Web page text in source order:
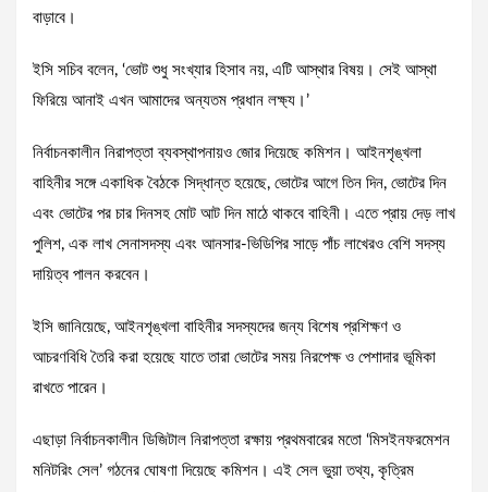
বাড়াবে।
ইসি সচিব বলেন, ‘ভোট শুধু সংখ্যার হিসাব নয়, এটি আস্থার বিষয়। সেই আস্থা
ফিরিয়ে আনাই এখন আমাদের অন্যতম প্রধান লক্ষ্য।’
নির্বাচনকালীন নিরাপত্তা ব্যবস্থাপনায়ও জোর দিয়েছে কমিশন। আইনশৃঙ্খলা
বাহিনীর সঙ্গে একাধিক বৈঠকে সিদ্ধান্ত হয়েছে, ভোটের আগে তিন দিন, ভোটের দিন
এবং ভোটের পর চার দিনসহ মোট আট দিন মাঠে থাকবে বাহিনী। এতে প্রায় দেড় লাখ
পুলিশ, এক লাখ সেনাসদস্য এবং আনসার-ভিডিপির সাড়ে পাঁচ লাখেরও বেশি সদস্য
দায়িত্ব পালন করবেন।
ইসি জানিয়েছে, আইনশৃঙ্খলা বাহিনীর সদস্যদের জন্য বিশেষ প্রশিক্ষণ ও
আচরণবিধি তৈরি করা হয়েছে যাতে তারা ভোটের সময় নিরপেক্ষ ও পেশাদার ভূমিকা
রাখতে পারেন।
এছাড়া নির্বাচনকালীন ডিজিটাল নিরাপত্তা রক্ষায় প্রথমবারের মতো ‘মিসইনফরমেশন
মনিটরিং সেল’ গঠনের ঘোষণা দিয়েছে কমিশন। এই সেল ভুয়া তথ্য, কৃত্রিম